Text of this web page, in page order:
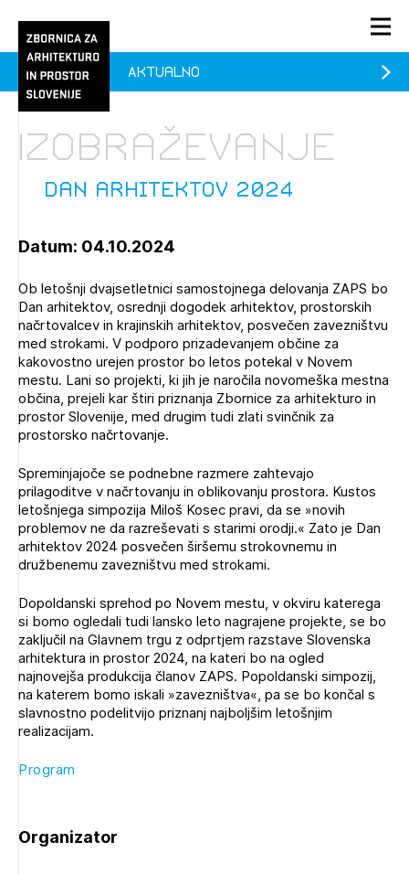
PRIJAVA
Praksa
O ZAPS
1/1
Pozdravljeni
Prijavite se s svojim ZAPS uporabniškim imenom in geslom.
PRIJAVITE SE
POZABLJENO GESLO
REGISTRIRAJTE SE
Dan arhitektov 2024
Izobraževanje
Aktualno
Datum: 04.10.2024
Ob letošnji dvajsetletnici samostojnega delovanja ZAPS bo
Dan arhitektov, osrednji dogodek arhitektov, prostorskih
načrtovalcev in krajinskih arhitektov, posvečen zavezništvu
med strokami. V podporo prizadevanjem občine za
kakovostno urejen prostor bo letos potekal v Novem
mestu. Lani so projekti, ki jih je naročila novomeška mestna
občina, prejeli kar štiri priznanja Zbornice za arhitekturo in
prostor Slovenije, med drugim tudi zlati svinčnik za
prostorsko načrtovanje.
Spreminjajoče se podnebne razmere zahtevajo
prilagoditve v načrtovanju in oblikovanju prostora. Kustos
letošnjega simpozija Miloš Kosec pravi, da se »novih
problemov ne da razreševati s starimi orodji.« Zato je Dan
arhitektov 2024 posvečen širšemu strokovnemu in
družbenemu zavezništvu med strokami.
Dopoldanski sprehod po Novem mestu, v okviru katerega
si bomo ogledali tudi lansko leto nagrajene projekte, se bo
zaključil na Glavnem trgu z odprtjem razstave Slovenska
arhitektura in prostor 2024, na kateri bo na ogled
najnovejša produkcija članov ZAPS. Popoldanski simpozij,
na katerem bomo iskali »zavezništva«, pa se bo končal s
slavnostno podelitvijo priznanj najboljšim letošnjim
realizacijam.
Program
Organizator
1/1
prijava
Vodeni ogled Novega mesta (prostih mest - 0)
Simpozij »Umetnost poslušanja« (prostih mest - 0)
Plačnik je podjetje
PRIJAVITE SE
1/2
Prijava na novičnik
Ostanite na tekočem z novicami in se naročite na
Novičnike vam bomo pošiljali na vaš elektronski naslov.
Mesečni novičnik
Novičnik izobraževanj
Novičnik natečajev
Dnevne medijske objave
NAPREJ